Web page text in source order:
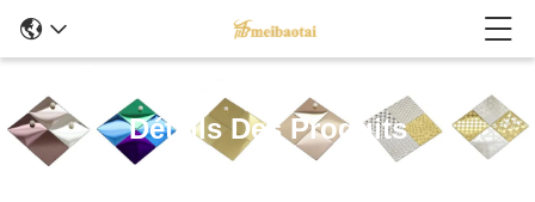
Détails Des Produits